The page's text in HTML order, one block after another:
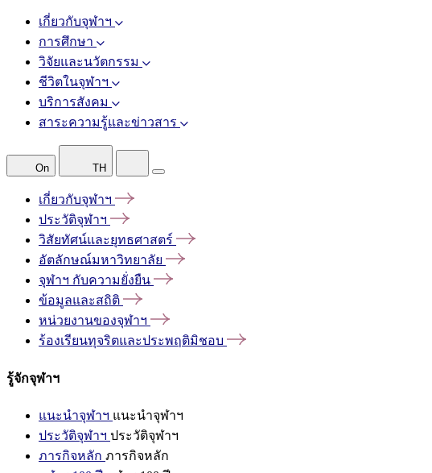
เกี่ยวกับจุฬาฯ
การศึกษา
วิจัยและนวัตกรรม
ชีวิตในจุฬาฯ
บริการสังคม
สาระความรู้และข่าวสาร
On TH
เกี่ยวกับจุฬาฯ
ประวัติจุฬาฯ
วิสัยทัศน์และยุทธศาสตร์
อัตลักษณ์มหาวิทยาลัย
จุฬาฯ กับความยั่งยืน
ข้อมูลและสถิติ
หน่วยงานของจุฬาฯ
ร้องเรียนทุจริตและประพฤติมิชอบ
รู้จักจุฬาฯ
แนะนำจุฬาฯ แนะนำจุฬาฯ
ประวัติจุฬาฯ ประวัติจุฬาฯ
ภารกิจหลัก ภารกิจหลัก